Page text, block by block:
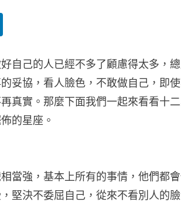
己的人已經不多了顧慮得太多，總
妥協，看人臉色，不敢做自己，即
真實。那麼下面我們一起來看看十
的星座。
強，基本上所有的事情，他們都會
堅決不委屈自己，從來不看別人的